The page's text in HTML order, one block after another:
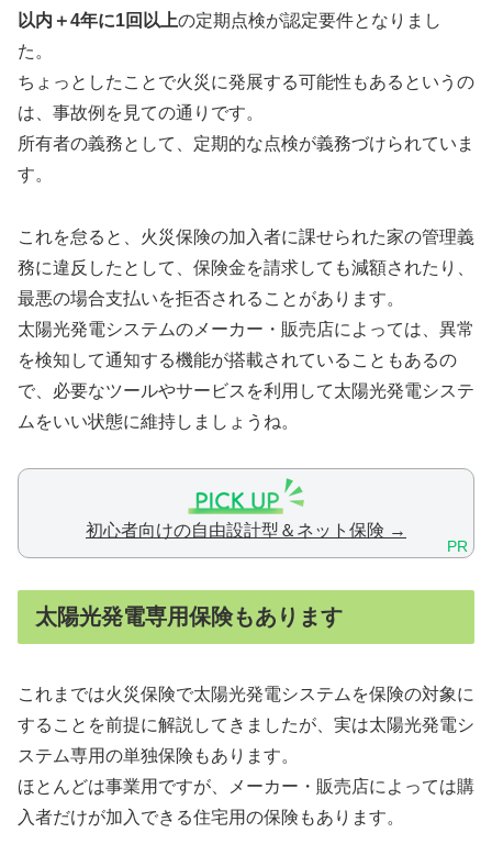
以内＋4年に1回以上の定期点検が認定要件となりまし
た。
ちょっとしたことで火災に発展する可能性もあるというの
は、事故例を見ての通りです。
所有者の義務として、定期的な点検が義務づけられていま
す。
これを怠ると、火災保険の加入者に課せられた家の管理義
務に違反したとして、保険金を請求しても減額されたり、
最悪の場合支払いを拒否されることがあります。
太陽光発電システムのメーカー・販売店によっては、異常
を検知して通知する機能が搭載されていることもあるの
で、必要なツールやサービスを利用して太陽光発電システ
ムをいい状態に維持しましょうね。
初心者向けの自由設計型＆ネット保険 →
PR
太陽光発電専用保険もあります
これまでは火災保険で太陽光発電システムを保険の対象に
することを前提に解説してきましたが、実は太陽光発電シ
ステム専用の単独保険もあります。
ほとんどは事業用ですが、メーカー・販売店によっては購
入者だけが加入できる住宅用の保険もあります。